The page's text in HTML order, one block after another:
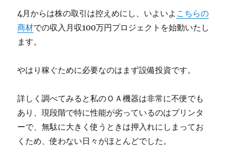
4月からは株の取引は控えめにし、いよいよ こちらの
商材での収入月収100万円プロジェクトを始動いたし
ます。
やはり稼ぐために必要なのはまず設備投資です。
詳しく調べてみると私のＯＡ機器は非常に不便でも
あり、現段階で特に性能が劣っているのはプリンタ
ーで、無駄に大きく使うときは押入れにしまってお
くため、使わない日々がほとんどでした。